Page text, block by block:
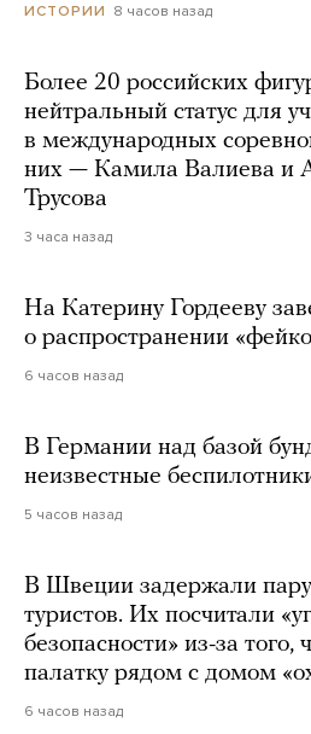
ИСТОРИИ 8 часов назад
Более 20 российских
нейтральный статус для
в международных
них — Камила Валиева и
Трусова
3 часа назад
На Катерину Гордееву
о распространении
6 часов назад
В Германии над базой
неизвестные
5 часов назад
В Швеции задержали пару
туристов. Их посчитали
безопасности» из-за того,
палатку рядом с домом
6 часов назад